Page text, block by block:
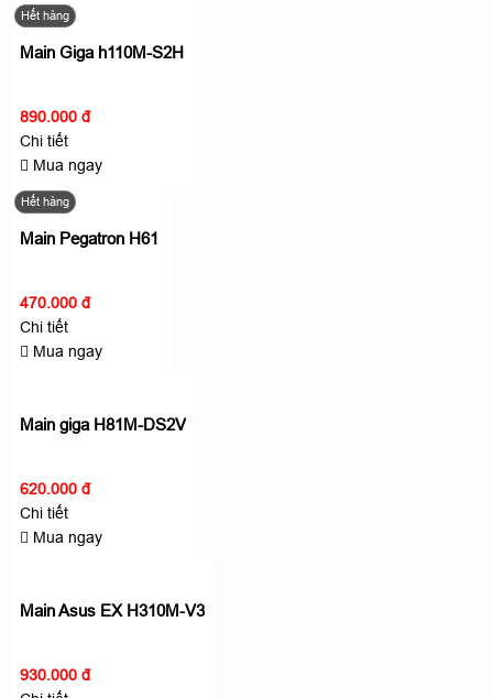
Hết hàng
Main Giga h110M-S2H
890.000 đ
Chi tiết
Mua ngay
Hết hàng
Main Pegatron H61
470.000 đ
Chi tiết
Mua ngay
Main giga H81M-DS2V
620.000 đ
Chi tiết
Mua ngay
Main Asus EX H310M-V3
930.000 đ